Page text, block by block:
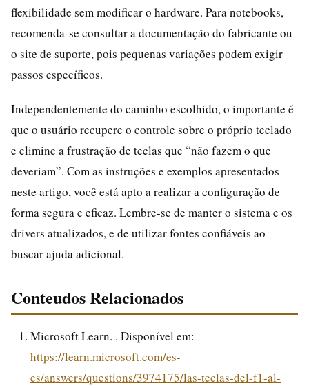
flexibilidade sem modificar o hardware. Para notebooks,
recomenda-se consultar a documentação do fabricante ou
o site de suporte, pois pequenas variações podem exigir
passos específicos.
Independentemente do caminho escolhido, o importante é
que o usuário recupere o controle sobre o próprio teclado
e elimine a frustração de teclas que “não fazem o que
deveriam”. Com as instruções e exemplos apresentados
neste artigo, você está apto a realizar a configuração de
forma segura e eficaz. Lembre-se de manter o sistema e os
drivers atualizados, e de utilizar fontes confiáveis ao
buscar ajuda adicional.
Conteudos Relacionados
Microsoft Learn. . Disponível em:
https://learn.microsoft.com/es-
es/answers/questions/3974175/las-teclas-del-f1-al-